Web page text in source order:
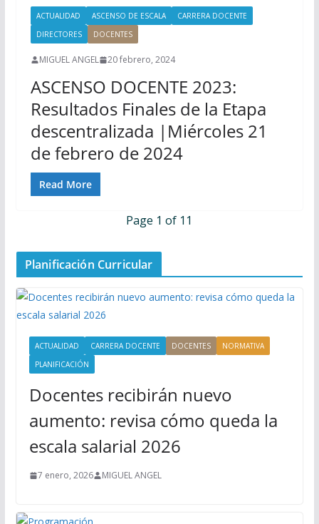
ACTUALIDAD ASCENSO DE ESCALA
CARRERA DOCENTE
DIRECTORES
DOCENTES
MIGUEL ANGEL 20 febrero, 2024
ASCENSO DOCENTE 2023:
Resultados Finales de la Etapa
descentralizada |Miércoles 21
de febrero de 2024
Read More
Page 1 of 1 1
Planificación Curricular
ACTUALIDAD CARRERA DOCENTE DOCENTES
NORMATIVA
PLANIFICACIÓN
Docentes recibirán nuevo
aumento: revisa cómo queda la
escala salarial 2026
7 enero, 2026 MIGUEL ANGEL